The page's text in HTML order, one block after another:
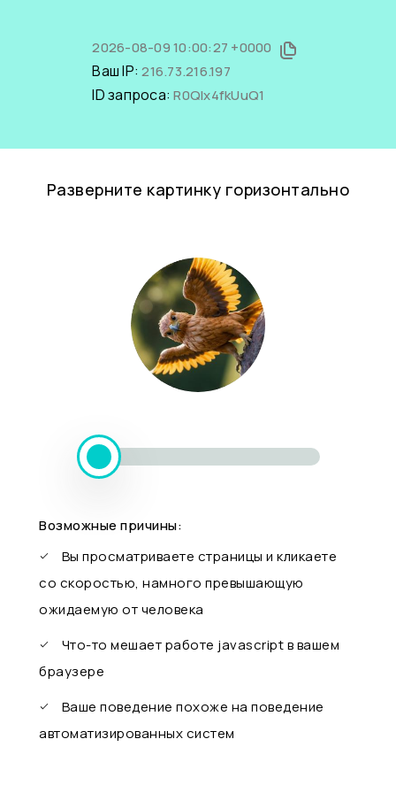
2026-08-09 10:00:27 +0000
Ваш IP:216.73.216.197
ID запроса:R0QIx4fkUuQ1
Разверните картинку горизонтально
Возможные причины:
Вы просматриваете страницы и кликаете
со скоростью, намного превышающую
ожидаемую от человека
Что-то мешает работе javascript в вашем
браузере
Ваше поведение похоже на поведение
автоматизированных систем